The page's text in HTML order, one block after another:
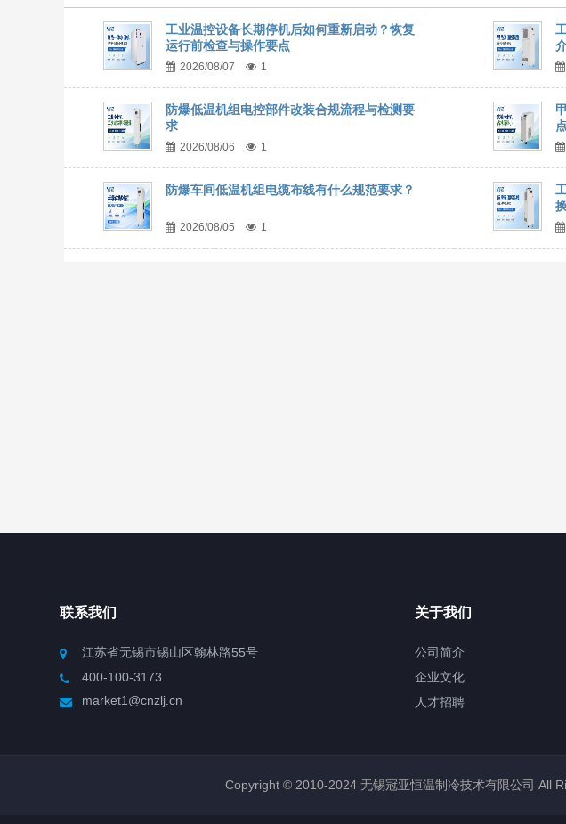
工业温控设备长期停机后如何重新启动？恢复
运行前检查与操作要点
2026/08/07 1
防爆低温机组电控部件改装合规流程与检测要
求
2026/08/06 1
防爆车间低温机组电缆布线有什么规范要求？
2026/08/05 1
联系我们
江苏省无锡市锡山区翰林路55号
400-100-3173
market1@cnzlj.cn
关于我们
公司简介
企业文化
人才招聘
Copyright © 2010-2024 无锡冠亚恒温制冷技术有限公司 All